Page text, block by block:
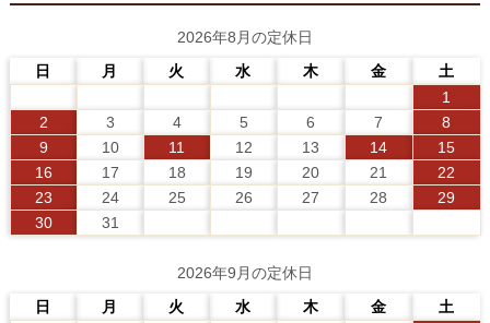
2026年8月の定休日
日
月 火 水 木 金
土
1
2
3 4 5 6 7
8
9
10 11 12 13 14
15
16
17 18 19 20 21
22
23
24 25 26 27 28
29
30
31
2026年9月の定休日
日
月 火 水 木 金
土